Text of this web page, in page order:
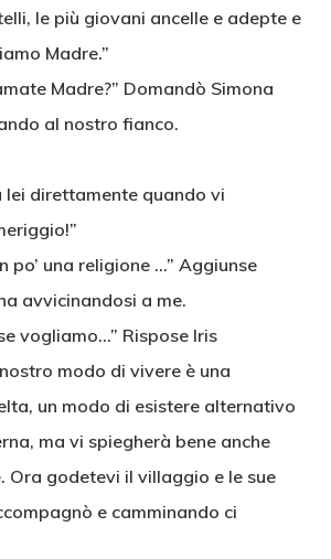
le più giovani ancelle e adepte e
Madre.”
Madre?” Domandò Simona
al nostro fianco.
lei direttamente quando vi
po’ una religione …” Aggiunse
avvicinandosi a me.
vogliamo…” Rispose Iris
modo di vivere è una
un modo di esistere alternativo
ma vi spiegherà bene anche
Ora godetevi il villaggio e le sue
e camminando ci